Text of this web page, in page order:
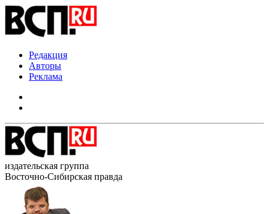
Редакция
Авторы
Реклама
издательская группа
Восточно-Сибирская правда